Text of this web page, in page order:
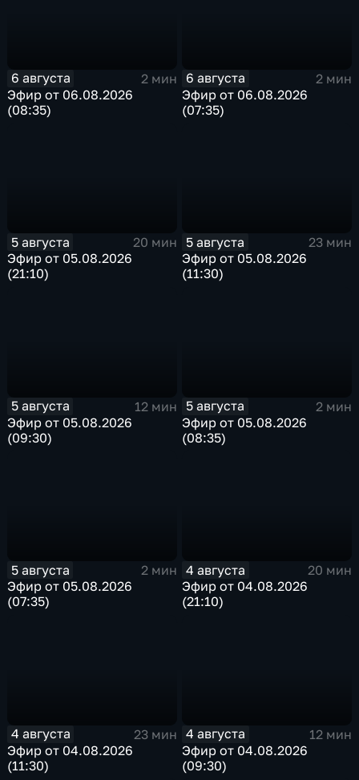
6 августа
2 мин
Эфир от 06.08.2026
(08:35)
6 августа
2 мин
Эфир от 06.08.2026
(07:35)
5 августа
20 мин
Эфир от 05.08.2026
(21:10)
5 августа
23 мин
Эфир от 05.08.2026
(11:30)
5 августа
12 мин
Эфир от 05.08.2026
(09:30)
5 августа
2 мин
Эфир от 05.08.2026
(08:35)
5 августа
2 мин
Эфир от 05.08.2026
(07:35)
4 августа
20 мин
Эфир от 04.08.2026
(21:10)
4 августа
23 мин
Эфир от 04.08.2026
(11:30)
4 августа
12 мин
Эфир от 04.08.2026
(09:30)